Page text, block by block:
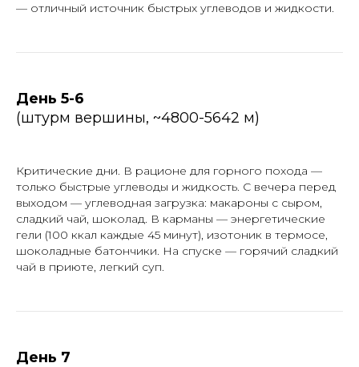
— отличный источник быстрых углеводов и жидкости.
День 5-6
(штурм вершины, ~4800-5642 м)
Критические дни. В рационе для горного похода —
только быстрые углеводы и жидкость. С вечера перед
выходом — углеводная загрузка: макароны с сыром,
сладкий чай, шоколад. В карманы — энергетические
гели (100 ккал каждые 45 минут), изотоник в термосе,
шоколадные батончики. На спуске — горячий сладкий
чай в приюте, легкий суп.
День 7